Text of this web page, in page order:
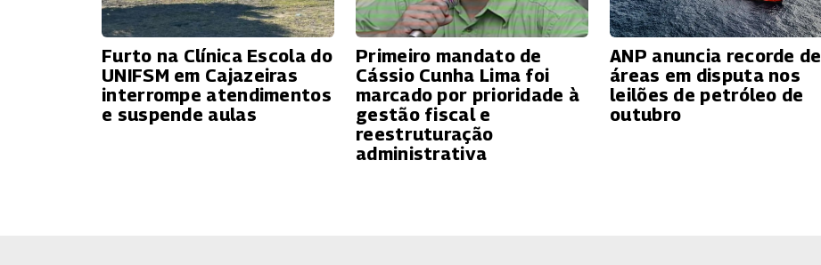
Furto na Clínica Escola do
UNIFSM em Cajazeiras
interrompe atendimentos
e suspende aulas
Primeiro mandato de
Cássio Cunha Lima foi
marcado por prioridade à
gestão fiscal e
reestruturação
administrativa
ANP anuncia recorde de
áreas em disputa nos
leilões de petróleo de
outubro